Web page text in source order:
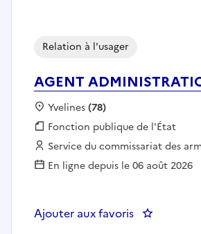
AGENT
Relation à l'usager
Localisation :
Yvelines(78)
Fonction publique :
Fonction publique de l'État
Employeur :
Service du commissariat des
En ligne depuis le 06 août 2026
Ajouter aux favoris : AGENT